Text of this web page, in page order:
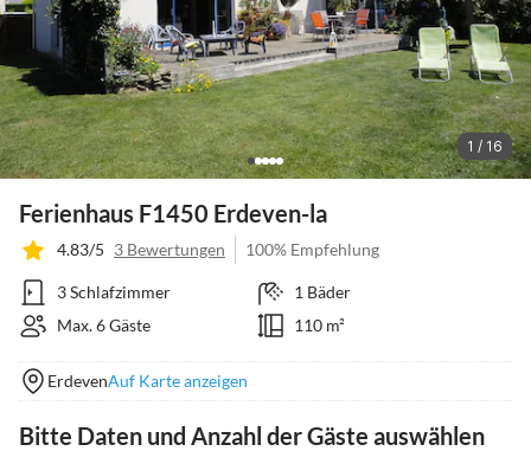
1 / 16
Ferienhaus F1450 Erdeven-la
4.83/5 3 Bewertungen 100% Empfehlung
3 Schlafzimmer
1 Bäder
Max. 6 Gäste
110 m²
ErdevenAuf Karte anzeigen
Bitte Daten und Anzahl der Gäste auswählen